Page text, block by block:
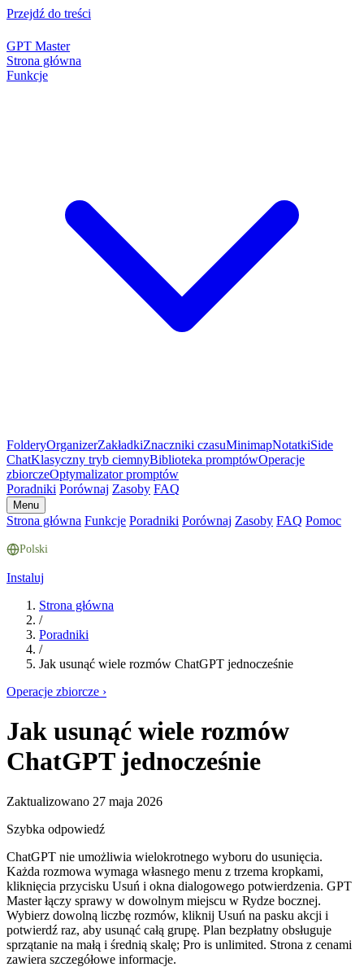
Przejdź do treści
GPT Master
Strona główna
Funkcje
FolderyOrganizerZakładkiZnaczniki czasuMinimapNotatkiSide
ChatKlasyczny tryb ciemnyBiblioteka promptówOperacje
zbiorczeOptymalizator promptów
Poradniki Porównaj Zasoby FAQ
Menu
Strona główna Funkcje Poradniki Porównaj Zasoby FAQ Pomoc
Polski
Instaluj
Strona główna
/
Poradniki
/
Jak usunąć wiele rozmów ChatGPT jednocześnie
Operacje zbiorcze ›
Jak usunąć wiele rozmów
ChatGPT jednocześnie
Zaktualizowano 27 maja 2026
Szybka odpowiedź
ChatGPT nie umożliwia wielokrotnego wyboru do usunięcia.
Każda rozmowa wymaga własnego menu z trzema kropkami,
kliknięcia przycisku Usuń i okna dialogowego potwierdzenia. GPT
Master łączy sprawy w dowolnym miejscu w Rydze bocznej.
Wybierz dowolną liczbę rozmów, kliknij Usuń na pasku akcji i
potwierdź raz, aby usunąć całą grupę. Plan bezpłatny obsługuje
sprzątanie na małą i średnią skalę; Pro is unlimited. Strona z cenami
zawiera szczegółowe informacje.